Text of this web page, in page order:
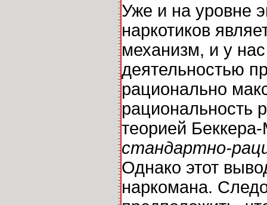
Уже и на уровне
наркотиков
механизм, и у
деятельностью
рационально
рациональность
теорией
стандартно-
Однако этот
наркомана.